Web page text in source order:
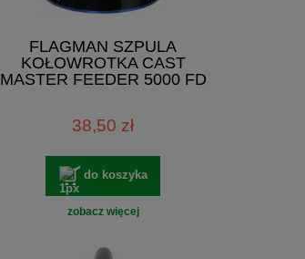
FLAGMAN SZPULA
KOŁOWROTKA CAST
MASTER FEEDER 5000 FD
38,50 zł
do koszyka
zobacz więcej